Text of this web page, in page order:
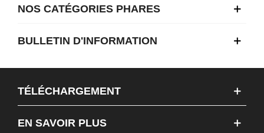
NOS CATÉGORIES PHARES
BULLETIN D'INFORMATION
TÉLÉCHARGEMENT
EN SAVOIR PLUS